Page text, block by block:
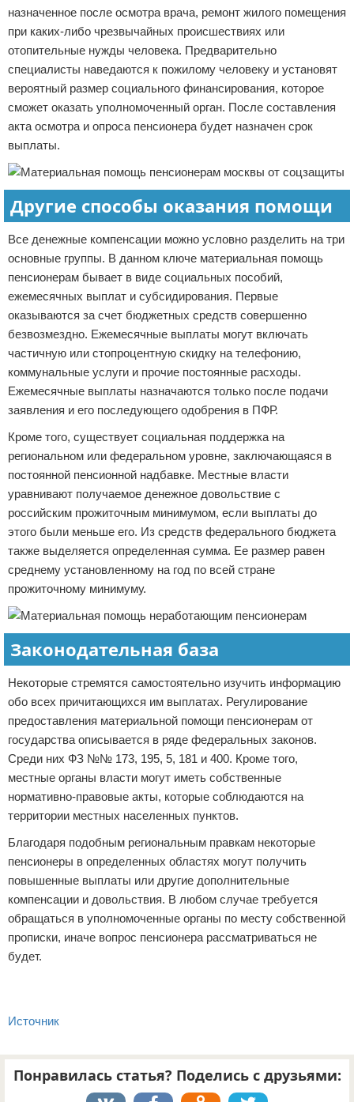
назначенное после осмотра врача, ремонт жилого помещения
при каких-либо чрезвычайных происшествиях или
отопительные нужды человека. Предварительно
специалисты наведаются к пожилому человеку и установят
вероятный размер социального финансирования, которое
сможет оказать уполномоченный орган. После составления
акта осмотра и опроса пенсионера будет назначен срок
выплаты.
Другие способы оказания помощи
Все денежные компенсации можно условно разделить на три
основные группы. В данном ключе материальная помощь
пенсионерам бывает в виде социальных пособий,
ежемесячных выплат и субсидирования. Первые
оказываются за счет бюджетных средств совершенно
безвозмездно. Ежемесячные выплаты могут включать
частичную или стопроцентную скидку на телефонию,
коммунальные услуги и прочие постоянные расходы.
Ежемесячные выплаты назначаются только после подачи
заявления и его последующего одобрения в ПФР.
Кроме того, существует социальная поддержка на
региональном или федеральном уровне, заключающаяся в
постоянной пенсионной надбавке. Местные власти
уравнивают получаемое денежное довольствие с
российским прожиточным минимумом, если выплаты до
этого были меньше его. Из средств федерального бюджета
также выделяется определенная сумма. Ее размер равен
среднему установленному на год по всей стране
прожиточному минимуму.
Законодательная база
Некоторые стремятся самостоятельно изучить информацию
обо всех причитающихся им выплатах. Регулирование
предоставления материальной помощи пенсионерам от
государства описывается в ряде федеральных законов.
Среди них ФЗ №№ 173, 195, 5, 181 и 400. Кроме того,
местные органы власти могут иметь собственные
нормативно-правовые акты, которые соблюдаются на
территории местных населенных пунктов.
Благодаря подобным региональным правкам некоторые
пенсионеры в определенных областях могут получить
повышенные выплаты или другие дополнительные
компенсации и довольствия. В любом случае требуется
обращаться в уполномоченные органы по месту собственной
прописки, иначе вопрос пенсионера рассматриваться не
будет.
Источник
Понравилась статья? Поделись с друзьями: